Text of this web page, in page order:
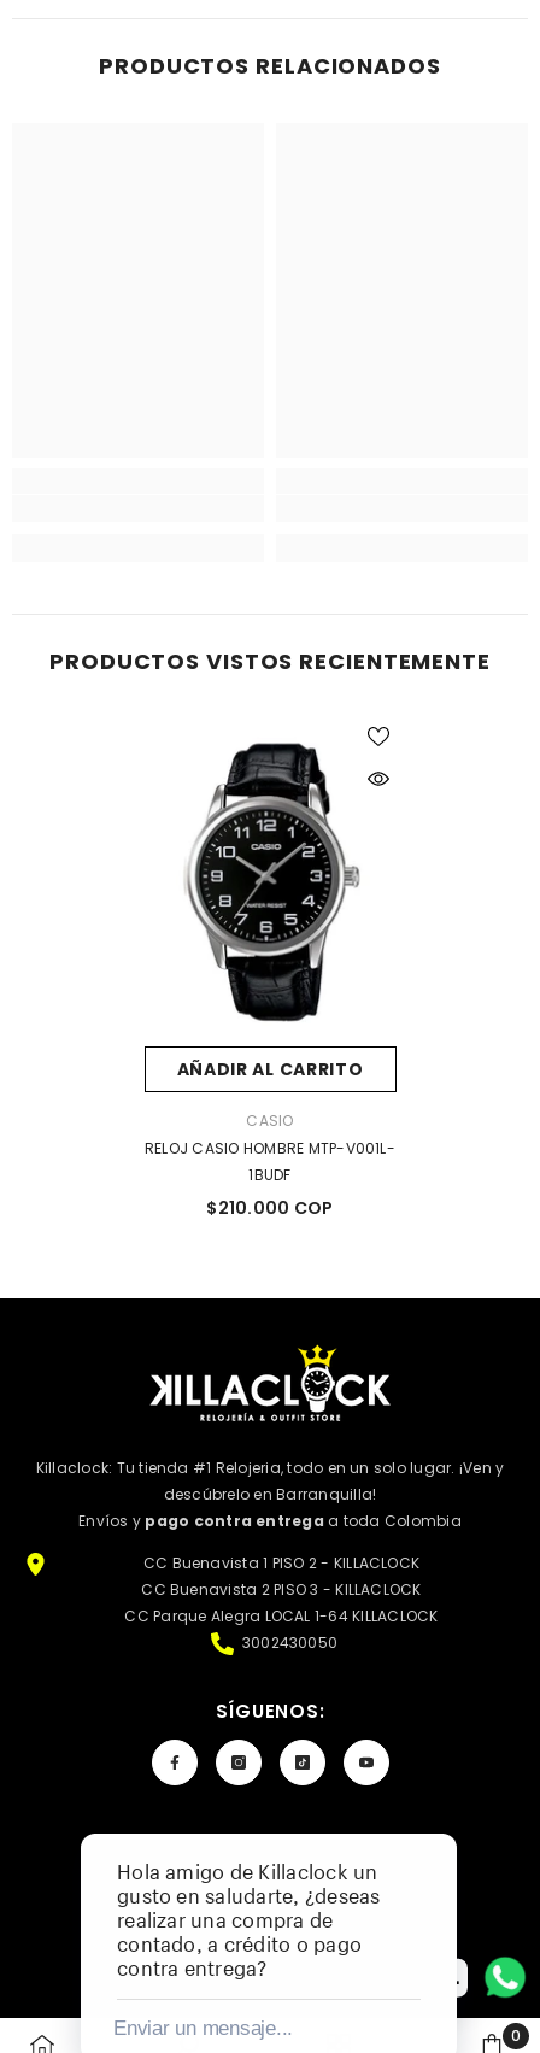
PRODUCTOS RELACIONADOS
PRODUCTOS VISTOS RECIENTEMENTE
AÑADIR AL CARRITO
CASIO
RELOJ CASIO HOMBRE MTP-V001L-
1BUDF
$210.000 COP
Killaclock: Tu tienda #1 Relojeria, todo en un solo lugar. ¡Ven y
descúbrelo en Barranquilla!
Envíos y pago contra entrega a toda Colombia
CC Buenavista 1 PISO 2 - KILLACLOCK
CC Buenavista 2 PISO 3 - KILLACLOCK
CC Parque Alegra LOCAL 1-64 KILLACLOCK
3002430050
SÍGUENOS:
Política De Privacidad
Preguntas Frecuentes
Catálogo De Menor A Mayor
0
👨‍💻
Hola amigo de Killaclock un
gusto en saludarte, ¿deseas
realizar una compra de
contado, a crédito o pago
contra entrega?
Enviar un mensaje...